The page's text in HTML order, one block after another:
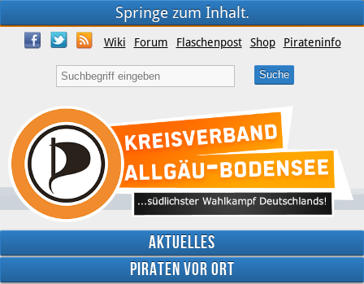
Springe zum Inhalt.
Wiki Forum Flaschenpost Shop Pirateninfo
Aktuelles
Piraten vor Ort